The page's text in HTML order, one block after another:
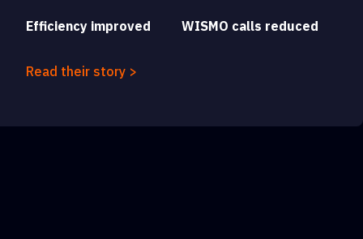
Efficiency improved WISMO calls reduced
Read their story >